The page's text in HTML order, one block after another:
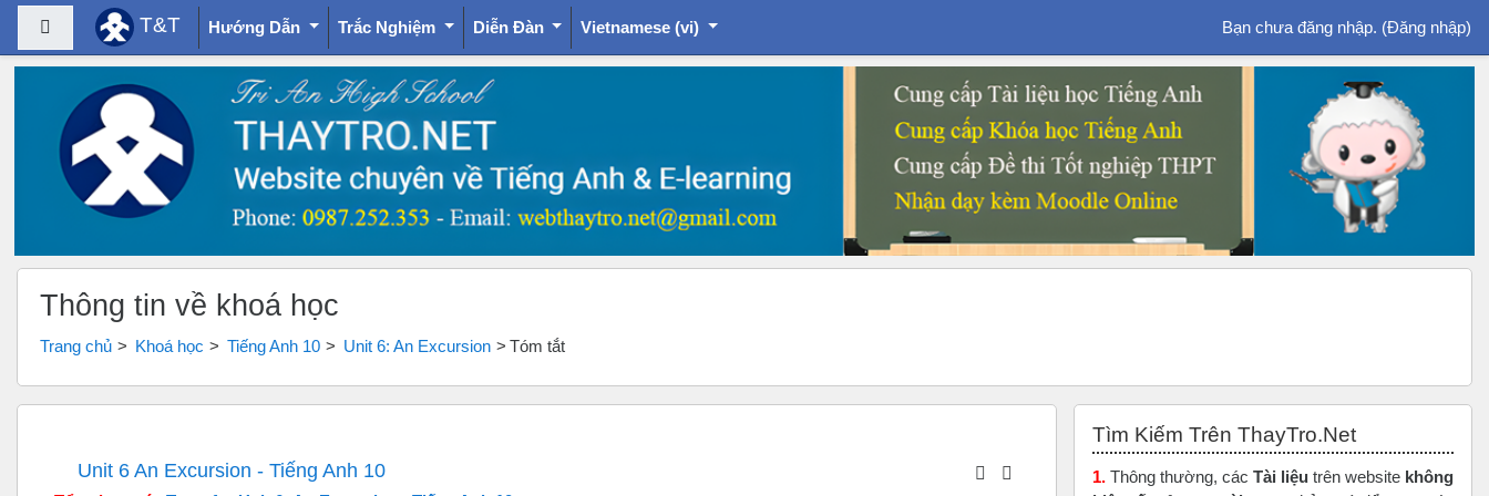
Chuyển tới nội dung chính
Bảng điều khiển cạnh
T&T Hướng Dẫn Trắc Nghiệm Diễn Đàn Vietnamese ‎(vi)‎ Bạn chưa đăng nhập. (Đăng nhập)
Thông tin về khoá học
Trang chủ Khoá học Tiếng Anh 10 Unit 6: An Excursion Tóm tắt
Unit 6 An Excursion - Tiếng Anh 10
Tìm Kiếm Trên ThayTro.Net
1. Thông thường, các Tài liệu trên website không